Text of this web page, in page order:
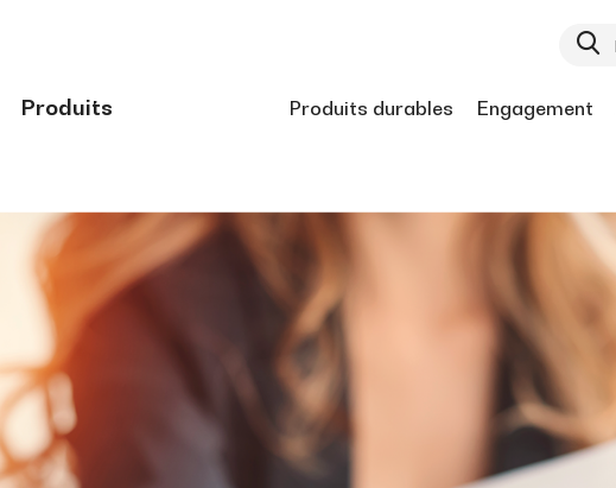
Produits Produits durables Engagement